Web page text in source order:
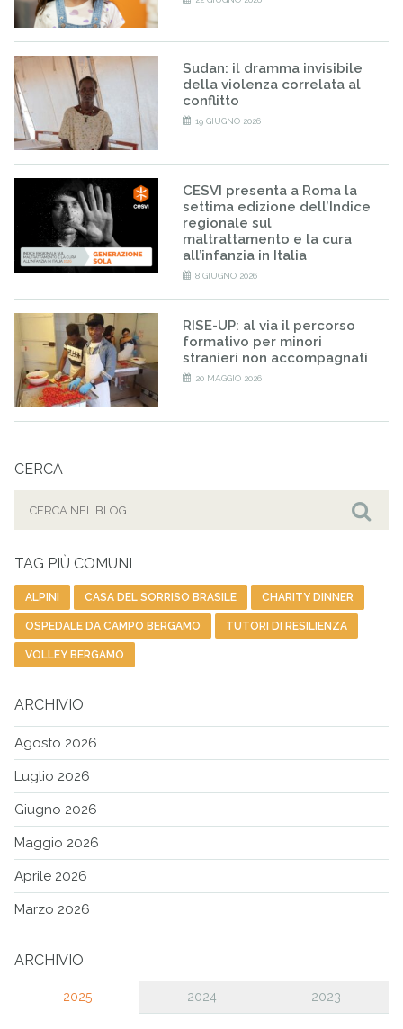
Sudan: il dramma invisibile
della violenza correlata al
conflitto
19 GIUGNO 2026
CESVI presenta a Roma la
settima edizione dell’Indice
regionale sul
maltrattamento e la cura
all’infanzia in Italia
8 GIUGNO 2026
RISE-UP: al via il percorso
formativo per minori
stranieri non accompagnati
20 MAGGIO 2026
CERCA
TAG PIÙ COMUNI
ALPINI CASA DEL SORRISO BRASILE CHARITY DINNER
OSPEDALE DA CAMPO BERGAMO TUTORI DI RESILIENZA
VOLLEY BERGAMO
ARCHIVIO
Agosto 2026
Luglio 2026
Giugno 2026
Maggio 2026
Aprile 2026
Marzo 2026
ARCHIVIO
2025 2024 2023